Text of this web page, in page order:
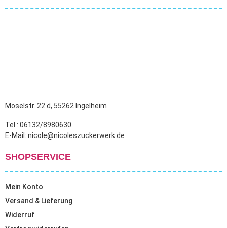
Moselstr. 22 d, 55262 Ingelheim
Tel.: 06132/8980630
E-Mail: nicole@nicoleszuckerwerk.de
SHOPSERVICE
Mein Konto
Versand & Lieferung
Widerruf